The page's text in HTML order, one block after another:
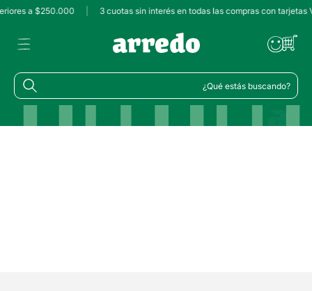
a $250.000 3 cuotas sin interés en todas las compras con tarjetas
¿Qué estás buscando?